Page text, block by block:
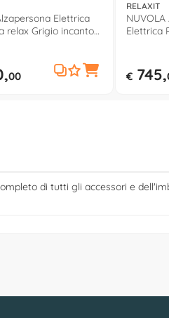
Elettrica
relax Grigio incanto
00
RELAXIT
Elettrica
€ 745,
di tutti gli accessori e